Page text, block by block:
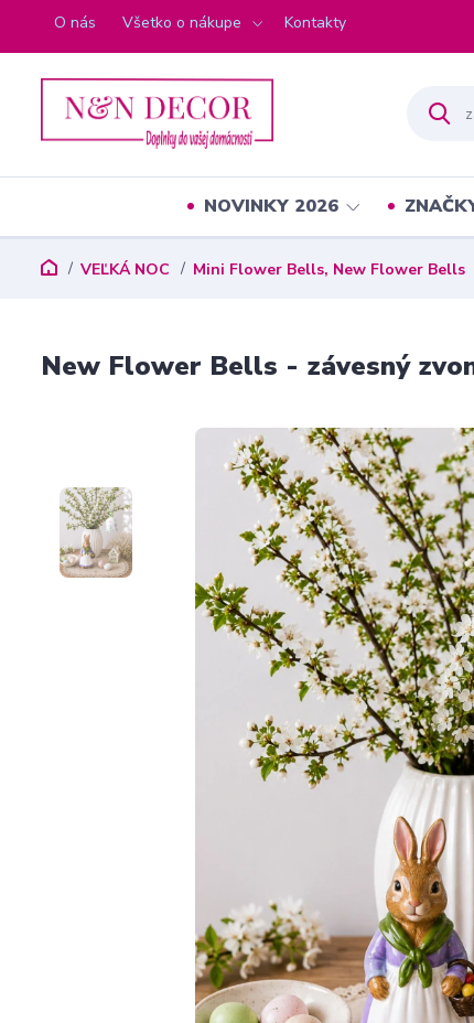
O nás Všetko o nákupe Kontakty
NOVINKY 2026
VEĽKÁ NOC Mini Flower Bells, New Flower Bells
New Flower Bells - závesný